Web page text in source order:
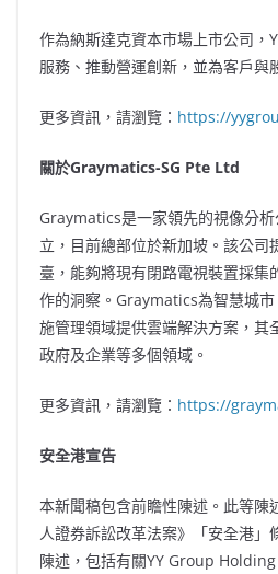
作為納斯達克資本市場上市公司，
服務、推動營運創新，並為客戶與
更多資訊，請瀏覽： https://
關於Graymatics-SG Pte Ltd
Graymatics是一家領先的視像分
立，目前總部位於新加坡。該公司
臺，能夠將現有閉路電視裝置採集
作的洞察。Graymatics為智慧城
施管理領域提供雲端解決方案，其
政府及企業等多個領域。
更多資訊，請瀏覽： https://
安全港宣告
本新聞稿包含前瞻性陳述。此等陳
人證券訴訟改革法案》「安全港」
陳述，包括有關YY Group